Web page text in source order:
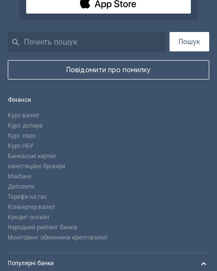
Пошук
Повідомити про помилку
Фінанси
Курс валют
Курс долара
Курс євро
Курс НБУ
Банківські картки
Інвестиційні брокери
Міжбанк
Депозити
Тарифи на газ
Конвертер валют
Кредит онлайн
Народний рейтинг банків
Моніторинг обмінників криптовалют
Популярні банки